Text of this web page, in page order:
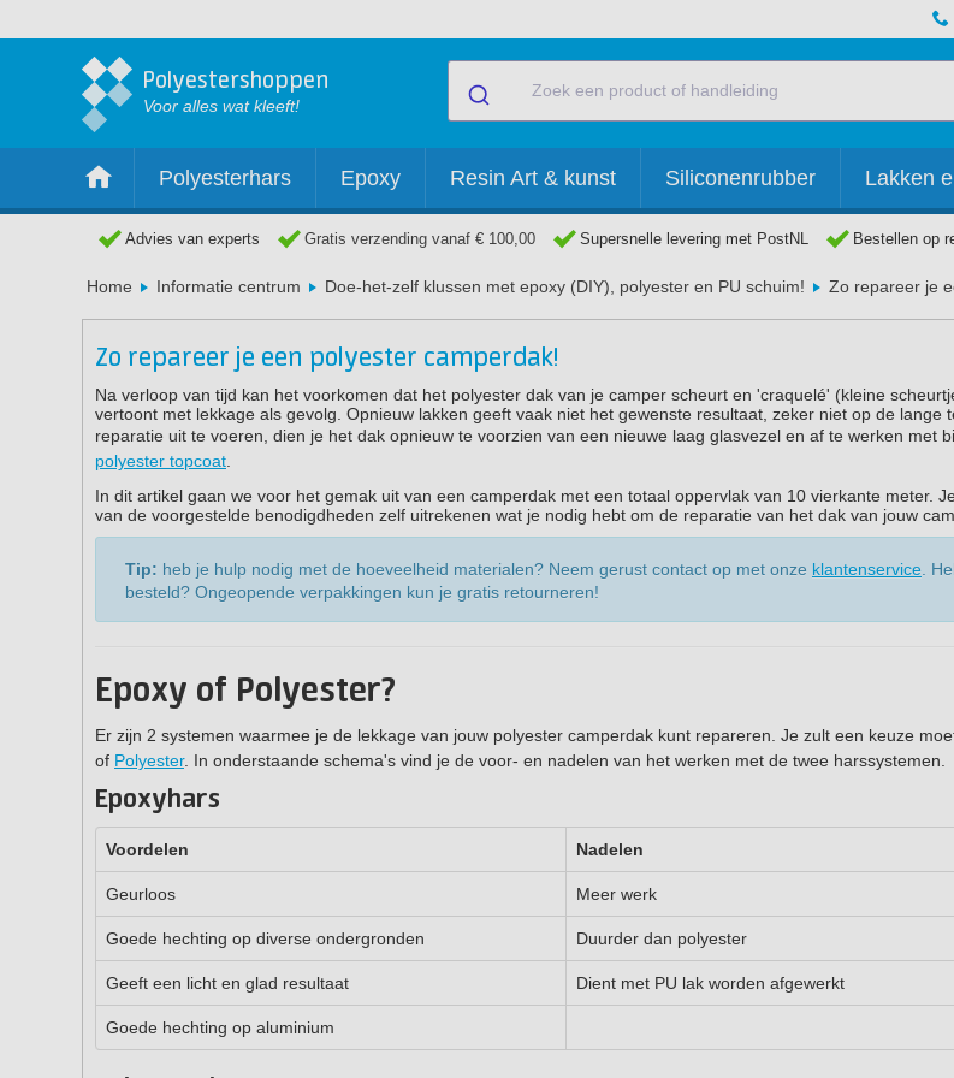
Polyestershoppen
Voor alles wat kleeft!
Polyesterhars Epoxy Resin Art & kunst Siliconenrubber Lakken
Advies van experts Gratis verzending vanaf € 100,00 Supersnelle levering met PostNL Bestellen op
Home Informatie centrum Doe-het-zelf klussen met epoxy (DIY), polyester en PU schuim! Zo repareer je
Zo repareer je een polyester camperdak!
Na verloop van tijd kan het voorkomen dat het polyester dak van je camper scheurt en 'craquelé' (kleine
vertoont met lekkage als gevolg. Opnieuw lakken geeft vaak niet het gewenste resultaat, zeker niet op de lange
reparatie uit te voeren, dien je het dak opnieuw te voorzien van een nieuwe laag glasvezel en af te werken met
polyester topcoat
In dit artikel gaan we voor het gemak uit van een camperdak met een totaal oppervlak van 10 vierkante meter.
van de voorgestelde benodigdheden zelf uitrekenen wat je nodig hebt om de reparatie van het dak van jouw
Tip: heb je hulp nodig met de hoeveelheid materialen? Neem gerust contact op met onze klantenservice .
besteld? Ongeopende verpakkingen kun je gratis retourneren!
Epoxy of Polyester?
Er zijn 2 systemen waarmee je de lekkage van jouw polyester camperdak kunt repareren. Je zult een keuze
of Polyester. In onderstaande schema's vind je de voor- en nadelen van het werken met de twee harssystemen.
Epoxyhars
Voordelen Nadelen
Geurloos Meer werk
Goede hechting op diverse ondergronden Duurder dan polyester
Geeft een licht en glad resultaat Dient met PU lak worden afgewerkt
Goede hechting op aluminium